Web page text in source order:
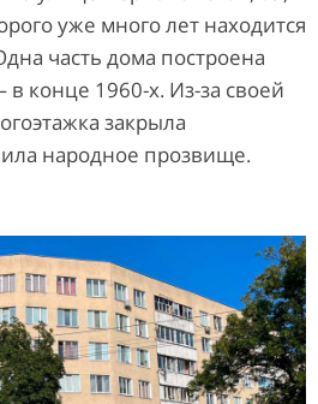
уже много лет находится
часть дома построена
в конце 1960-х. Из-за своей
закрыла
народное прозвище.